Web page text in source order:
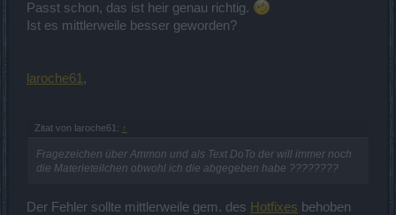
Passt schon, das ist heir genau richtig.
Ist es mittlerweile besser geworden?
laroche61,
Zitat von laroche61: ↑
Fragezeichen über Ammon und als Text DoTo der will immer noch
die Materieteilchen obwohl ich die abgegeben habe ????????
Der Fehler sollte mittlerweile gem. des Hotfixes behoben